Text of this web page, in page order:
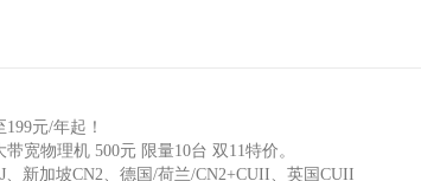
元/年起！
宽物理机 500元 限量10台 双11特价。
新加坡CN2、德国/荷兰/CN2+CUII、英国CUII